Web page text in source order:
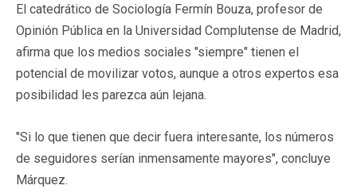
El catedrático de Sociología Fermín Bouza, profesor de
Opinión Pública en la Universidad Complutense de Madrid,
afirma que los medios sociales "siempre" tienen el
potencial de movilizar votos, aunque a otros expertos esa
posibilidad les parezca aún lejana.
"Si lo que tienen que decir fuera interesante, los números
de seguidores serían inmensamente mayores", concluye
Márquez.